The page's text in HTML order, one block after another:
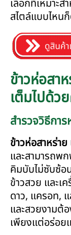
เลือกที่เหมาะ
สไตล์แบบไหน
ข้าวห่อสา
เต็มไปด้
สำรวจวิธีกา
ข้าวห่อสาหร่าย
และสามารถพ
คิมบับไม่ซับซ้อ
ข้าวสวย และเ
ดาว, แครอท,
และสวยงามต้
เพียงแต่อร่อ